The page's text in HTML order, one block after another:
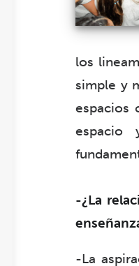
los
simple y
espacios
espacio
-¿La
-La